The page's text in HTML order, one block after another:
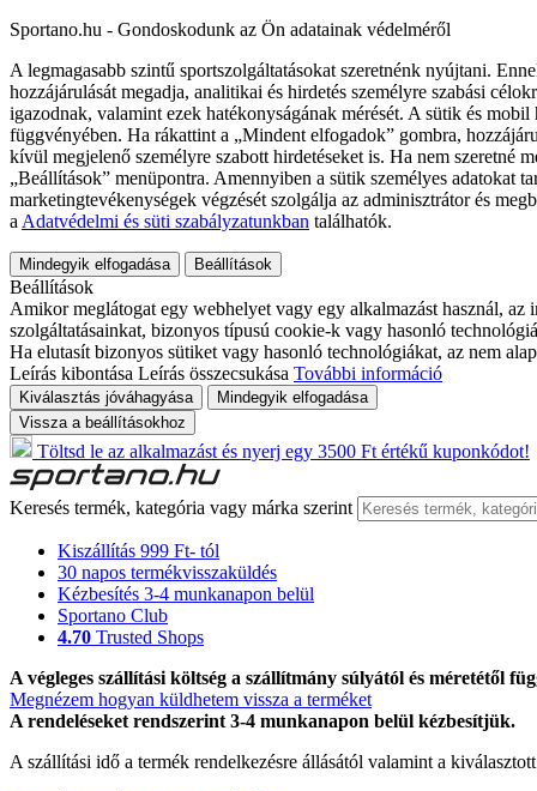
Sportano.hu - Gondoskodunk az Ön adatainak védelméről
A legmagasabb szintű sportszolgáltatásokat szeretnénk nyújtani.
hozzájárulását megadja, analitikai és hirdetés személyre szabási
igazodnak, valamint ezek hatékonyságának mérését. A sütik és
függvényében. Ha rákattint a „Mindent elfogadok” gombra,
kívül megjelenő személyre szabott hirdetéseket is. Ha nem szeretné
„Beállítások” menüpontra. Amennyiben a sütik személyes adatokat
marketingtevékenységek végzését szolgálja az adminisztrátor és
a Adatvédelmi és süti szabályzatunkban találhatók.
Mindegyik elfogadása Beállítások
Beállítások
Amikor meglátogat egy webhelyet vagy egy alkalmazást használ,
szolgáltatásainkat, bizonyos típusú cookie-k vagy hasonló
Ha elutasít bizonyos sütiket vagy hasonló technológiákat, az nem
Leírás kibontása Leírás összecsukása További információ
Kiválasztás jóváhagyása
Mindegyik elfogadása
Vissza a beállításokhoz
Töltsd le az alkalmazást és nyerj egy 3500 Ft értékű kuponkódot!
Keresés termék, kategória vagy márka szerint
Kiszállítás 999 Ft- tól
30 napos termékvisszaküldés
Kézbesítés 3-4 munkanapon belül
Sportano Club
4.70 Trusted Shops
A végleges szállítási költség a szállítmány súlyától és méretétől
Megnézem hogyan küldhetem vissza a terméket
A rendeléseket rendszerint 3-4 munkanapon belül kézbesítjük.
A szállítási idő a termék rendelkezésre állásától valamint a